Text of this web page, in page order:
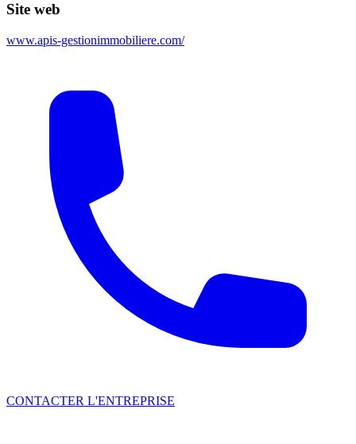
Site web
www.apis-gestionimmobiliere.com/
CONTACTER L'ENTREPRISE